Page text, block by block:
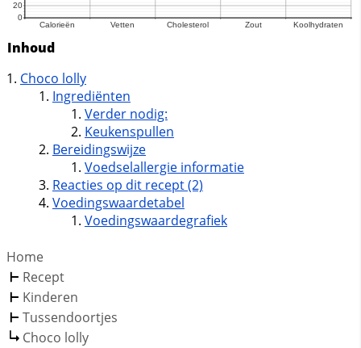
Inhoud
Choco lolly
Ingrediënten
Verder nodig:
Keukenspullen
Bereidingswijze
Voedselallergie informatie
Reacties op dit recept (2)
Voedingswaardetabel
Voedingswaardegrafiek
Home
Recept
Kinderen
Tussendoortjes
Choco lolly